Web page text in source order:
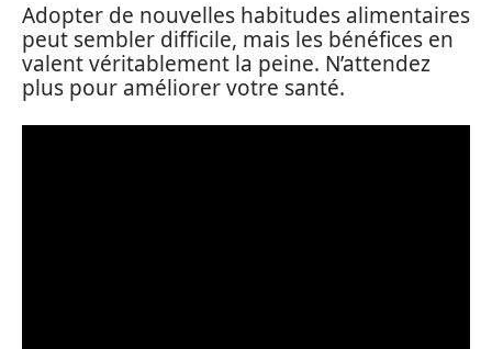
Adopter de nouvelles habitudes alimentaires
peut sembler difficile, mais les bénéfices en
valent véritablement la peine. N’attendez
plus pour améliorer votre santé.